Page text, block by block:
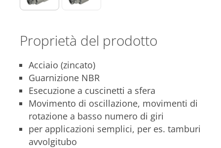
Proprietà del prodotto
Acciaio (zincato)
Guarnizione NBR
Esecuzione a cuscinetti a sfera
Movimento di oscillazione, movimenti di
rotazione a basso numero di giri
per applicazioni semplici, per es. tamburi
avvolgitubo